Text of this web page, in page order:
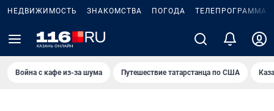
НЕДВИЖИМОСТЬ ЗНАКОМСТВА ПОГОДА ТЕЛЕПРОГРАММА
Война с кафе из-за шума Путешествие татарстанца по США